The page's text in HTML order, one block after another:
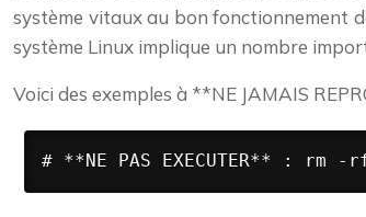
système vitaux au bon fonctionnement
système Linux implique un nombre
Voici des exemples à **NE JAMAIS
# **NE PAS EXECUTER** :